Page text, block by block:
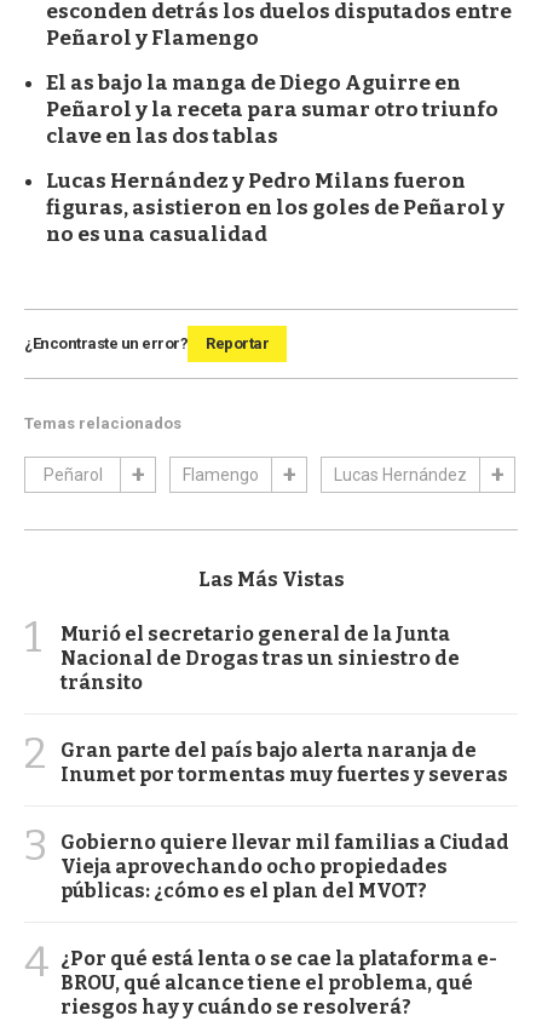
esconden detrás los duelos disputados entre
Peñarol y Flamengo
El as bajo la manga de Diego Aguirre en
Peñarol y la receta para sumar otro triunfo
clave en las dos tablas
Lucas Hernández y Pedro Milans fueron
figuras, asistieron en los goles de Peñarol y
no es una casualidad
¿Encontraste un error? Reportar
Temas relacionados
Peñarol Flamengo Lucas Hernández
Las Más Vistas
1
Murió el secretario general de la Junta
Nacional de Drogas tras un siniestro de
tránsito
2
Gran parte del país bajo alerta naranja de
Inumet por tormentas muy fuertes y severas
3
Gobierno quiere llevar mil familias a Ciudad
Vieja aprovechando ocho propiedades
públicas: ¿cómo es el plan del MVOT?
4 ¿Por qué está lenta o se cae la plataforma e-
BROU, qué alcance tiene el problema, qué
riesgos hay y cuándo se resolverá?